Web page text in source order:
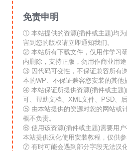
免责申明
① 本站提供的资源(插件或主题)均
害到您的版权请立即通知我们。
② 本站所有下载文件，仅用作学习
内删除，支持正版，勿用作商业用途
③ 因代码可变性，不保证兼容所有
本的WP、不保证兼容您安装的其他
④ 本站保证所提供资源(插件或主题
可、帮助文档、XML文件、PSD、后
⑤ 由本站提供的资源对您的网站或
概不负责。
⑥ 使用该资源(插件或主题)需要用
本站提供汉化使用安装教程，仅供参
⑦ 有时可能会遇到部分字段无法汉